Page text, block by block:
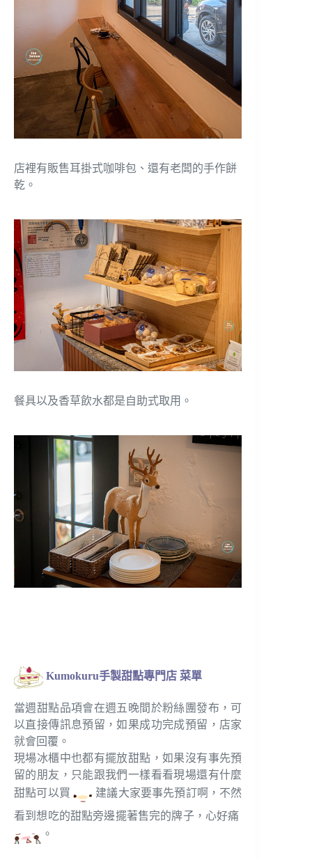
店裡有販售耳掛式咖啡包、還有老闆的手作餅
乾。
餐具以及香草飲水都是自助式取用。
Kumokuru手製甜點專門店 菜單
當週甜點品項會在週五晚間於粉絲團發布，可
以直接傳訊息預留，如果成功完成預留，店家
就會回覆。
現場冰櫃中也都有擺放甜點，如果沒有事先預
留的朋友，只能跟我們一樣看看現場還有什麼
甜點可以買
建議大家要事先預訂啊，不然
看到想吃的甜點旁邊擺著售完的牌子，心好痛
。